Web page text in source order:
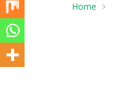
Home